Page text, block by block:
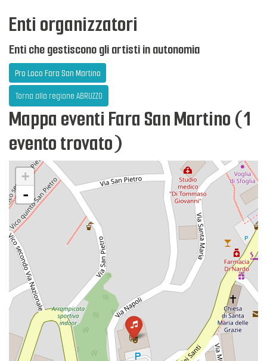
Enti organizzatori
Enti che gestiscono gli artisti in autonomia
Pro Loco Fara San Martino
Torna alla regione ABRUZZO
Mappa eventi Fara San Martino (1
evento trovato)
+
-